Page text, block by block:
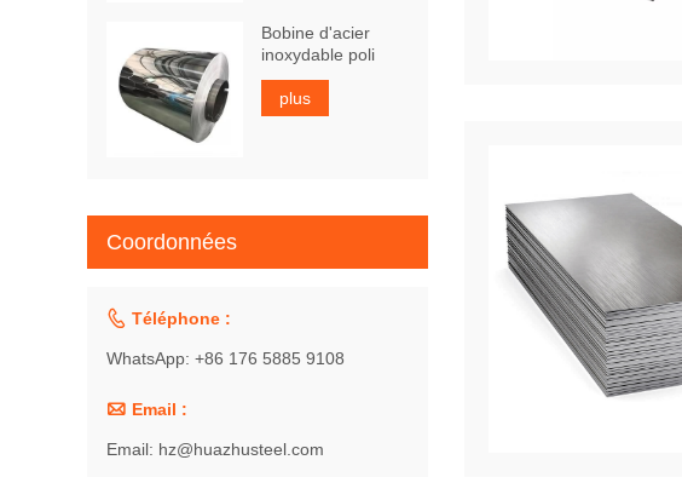
Bobine d'acier
inoxydable poli
plus
Coordonnées
 Téléphone :
WhatsApp: +86 176 5885 9108
 Email :
Email: hz@huazhusteel.com